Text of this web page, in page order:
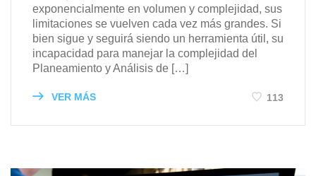
exponencialmente en volumen y complejidad, sus
limitaciones se vuelven cada vez más grandes. Si
bien sigue y seguirá siendo un herramienta útil, su
incapacidad para manejar la complejidad del
Planeamiento y Análisis de […]
VER MÁS 113